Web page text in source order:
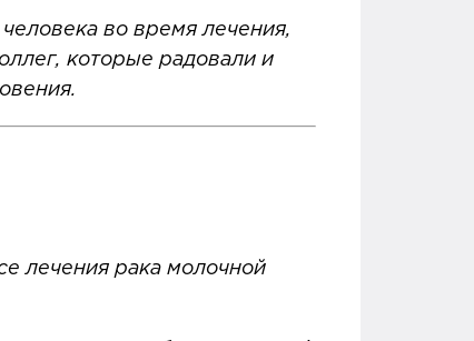
во время лечения,
которые радовали и
лечения рака молочной